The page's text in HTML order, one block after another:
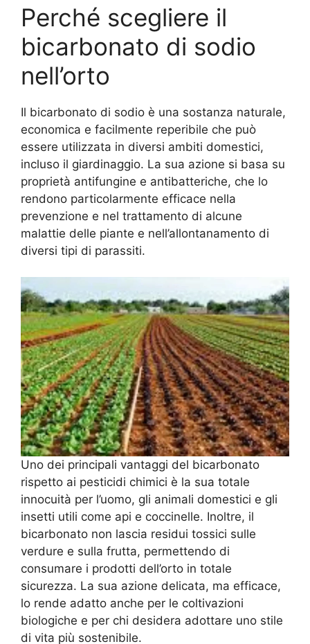
Perché scegliere il
bicarbonato di sodio
nell’orto
Il bicarbonato di sodio è una sostanza naturale,
economica e facilmente reperibile che può
essere utilizzata in diversi ambiti domestici,
incluso il giardinaggio. La sua azione si basa su
proprietà antifungine e antibatteriche, che lo
rendono particolarmente efficace nella
prevenzione e nel trattamento di alcune
malattie delle piante e nell’allontanamento di
diversi tipi di parassiti.
Uno dei principali vantaggi del bicarbonato
rispetto ai pesticidi chimici è la sua totale
innocuità per l’uomo, gli animali domestici e gli
insetti utili come api e coccinelle. Inoltre, il
bicarbonato non lascia residui tossici sulle
verdure e sulla frutta, permettendo di
consumare i prodotti dell’orto in totale
sicurezza. La sua azione delicata, ma efficace,
lo rende adatto anche per le coltivazioni
biologiche e per chi desidera adottare uno stile
di vita più sostenibile.